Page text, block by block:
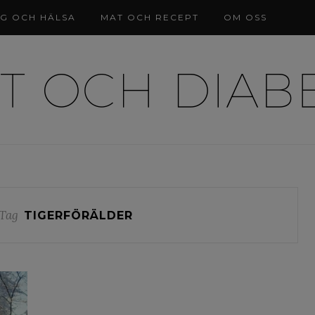
OCH HÄLSA MAT OCH RECEPT OM OSS
TIGERFÖRÄLDER